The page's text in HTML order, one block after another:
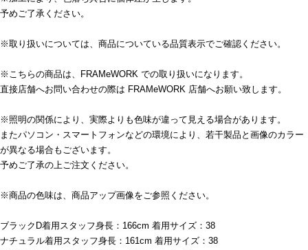
予めご了承ください。
※取り扱いについては、商品についている品質表示でご確認ください。
※こちらの商品は、FRAMeWORK での取り扱いになります。
直接店舗へお問い合わせの際は FRAMeWORK 店舗へお願い致します。
※照明の関係により、実際よりも色味が違って見える場合があります。
またパソコン・スマートフォンなどの環境により、若干製品と画像のカラー
が異なる場合もございます。
予めご了承の上ご注文ください。
※商品の色味は、商品アップ画像をご参照ください。
ブラックD着用スタッフ身長：166cm 着用サイズ：38
ナチュラル着用スタッフ身長：161cm 着用サイズ：38